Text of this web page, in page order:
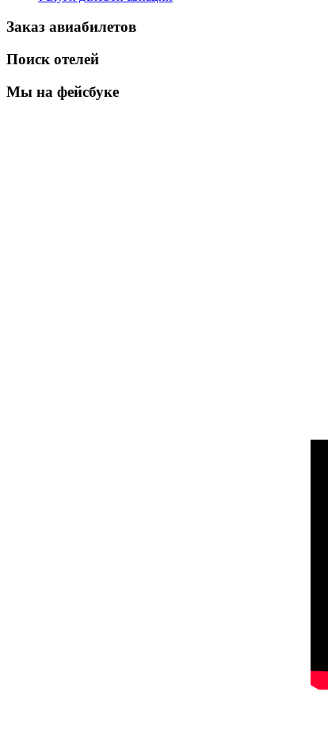
Заказ авиабилетов
Поиск отелей
Мы на фейсбуке